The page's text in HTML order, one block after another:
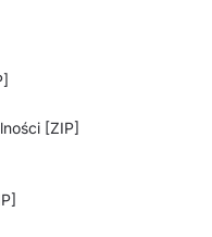
[ZIP]